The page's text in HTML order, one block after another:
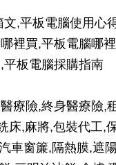
,平板電腦使用心
裡買,平板電腦哪裡
板電腦採購指南
療險,終身醫療險,租
床,麻將,包裝代工,
車窗簾,隔熱膜,遮